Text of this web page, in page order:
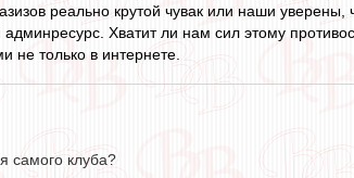
реально крутой чувак или наши уверены,
Хватит ли нам сил этому
не только в интернете.
самого клуба?